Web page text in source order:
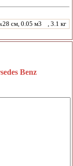
x28 см, 0.05 м3 , 3.1 кг
Benz